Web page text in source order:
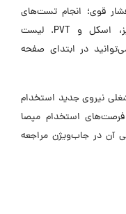
قوی؛ انجام تست‌های
آرکل، روتین کورآنالیز و اسپشیال آنالیز، اسکل و PVT. لیست
در ابتدای صفحه
در ۶ موقعیت شغلی نیروی جدید استخدام
فرصت‌های استخدام مپصا
آن در جاب‌ویژن مراجعه